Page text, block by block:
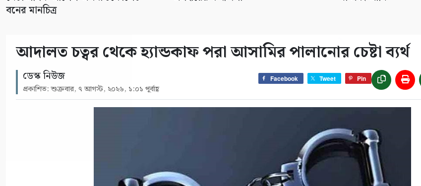
বনের মানচিত্র
আদালত চত্বর থেকে হ্যান্ডকাফ পরা আসামির পালানোর চেষ্টা ব্যর্থ
ডেস্ক নিউজ
প্রকাশিত: শুক্রবার, ৭ আগস্ট, ২০২৬, ১:০১ পূর্বাহ্ণ
Facebook Tweet Pin